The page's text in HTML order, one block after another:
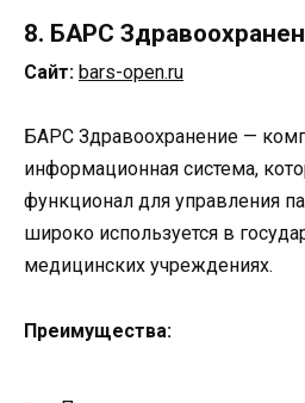
8. БАРС
Сайт: bars-open.ru
БАРС Здравоохранение —
информационная система,
функционал для управления
широко используется в
медицинских учреждениях.
Преимущества: